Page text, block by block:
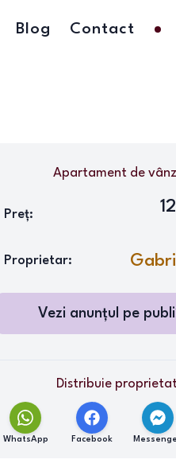
Blog Contact
Apartamentde
Preț:
Proprietar:
Vezi anunțul pe
Distribuie
WhatsApp Facebook